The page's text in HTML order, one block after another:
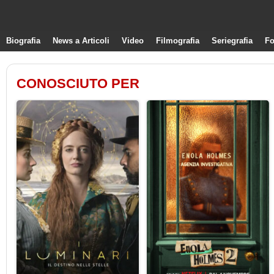
Biografia News a Articoli Video Filmografia Seriegrafia
CONOSCIUTO PER